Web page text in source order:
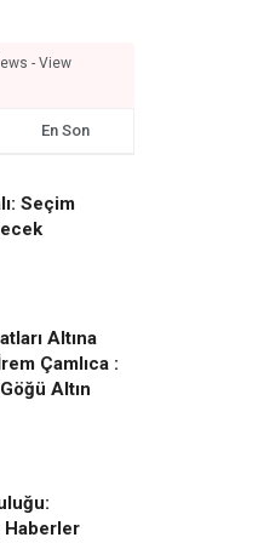
- View
En Son
Seçim
Altına
Çamlıca :
Altın
Haberler